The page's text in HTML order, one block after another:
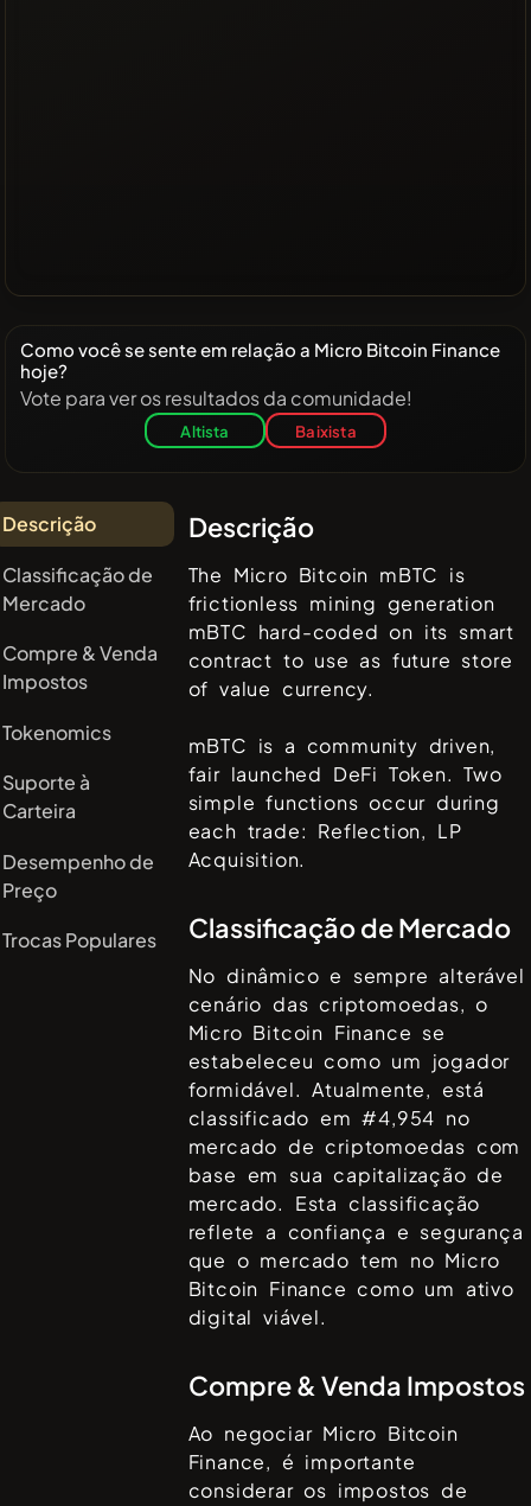
Como você se sente em relação a Micro Bitcoin Finance
hoje?
Vote para ver os resultados da comunidade!
Altista Baixista
Descrição
Classificação de
Mercado
Compre & Venda
Impostos
Tokenomics
Suporte à
Carteira
Desempenho de
Preço
Trocas Populares
Descrição
The Micro Bitcoin mBTC is
frictionless mining generation
mBTC hard-coded on its smart
contract to use as future store
of value currency.
mBTC is a community driven,
fair launched DeFi Token. Two
simple functions occur during
each trade: Reflection, LP
Acquisition.
Classificação de Mercado
No dinâmico e sempre alterável
cenário das criptomoedas, o
Micro Bitcoin Finance se
estabeleceu como um jogador
formidável. Atualmente, está
classificado em #4,954 no
mercado de criptomoedas com
base em sua capitalização de
mercado. Esta classificação
reflete a confiança e segurança
que o mercado tem no Micro
Bitcoin Finance como um ativo
digital viável.
Compre & Venda Impostos
Ao negociar Micro Bitcoin
Finance, é importante
considerar os impostos de